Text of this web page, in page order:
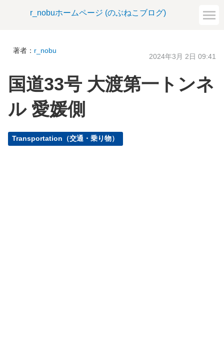
r_nobuホームページ (のぶねこブログ)
著者： r_nobu
2024年3月 2日 09:41
国道33号 大渡第一トンネ
ル 愛媛側
Transportation（交通・乗り物）